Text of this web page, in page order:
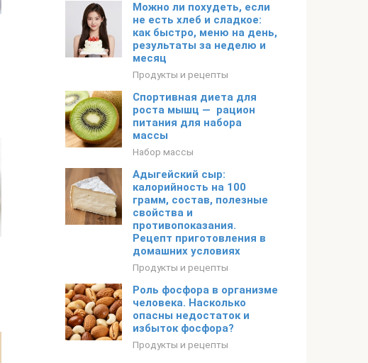
Можно ли похудеть, если
не есть хлеб и сладкое:
как быстро, меню на день,
результаты за неделю и
месяц
Продукты и рецепты
Спортивная диета для
роста мышц — рацион
питания для набора
массы
Набор массы
Адыгейский сыр:
калорийность на 100
грамм, состав, полезные
свойства и
противопоказания.
Рецепт приготовления в
домашних условиях
Продукты и рецепты
Роль фосфора в организме
человека. Насколько
опасны недостаток и
избыток фосфора?
Продукты и рецепты